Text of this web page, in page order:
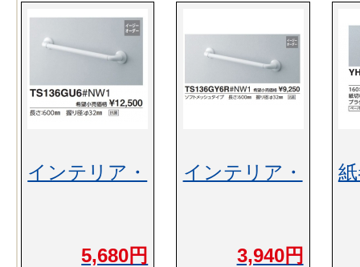
インテリア・
5,680円
インテリア・
3,940円